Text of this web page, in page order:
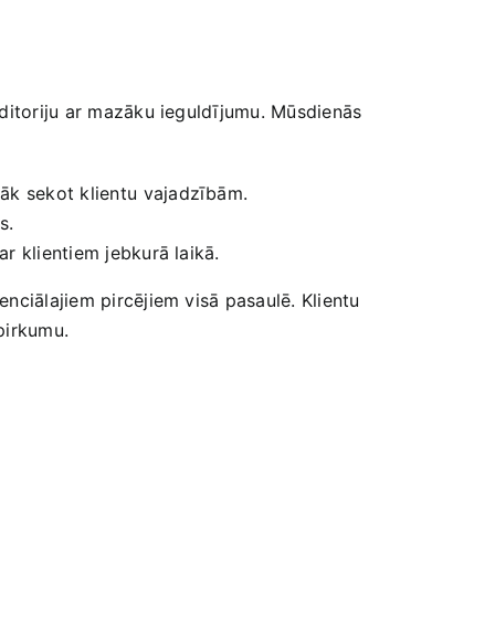
ar mazāku ieguldījumu. Mūsdienās‌
sekot klientu ⁣vajadzībām.
klientiem jebkurā laikā.
pircējiem visā pasaulē. Klientu